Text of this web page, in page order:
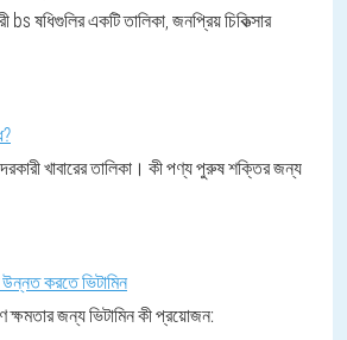
bs ষধিগুলির একটি তালিকা, জনপ্রিয় চিকিত্সার
খাবারের তালিকা। কী পণ্য পুরুষ শক্তির জন্য
করতে ভিটামিন
জন্য ভিটামিন কী প্রয়োজন: